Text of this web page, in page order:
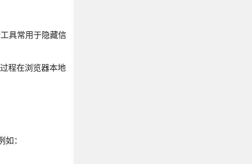
具常用于隐藏信
程在浏览器本地
：